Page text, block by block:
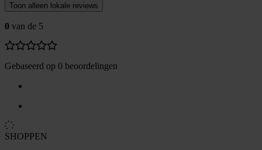
Toon alleen lokale reviews
0 van de 5
Gebaseerd op 0 beoordelingen
SHOPPEN